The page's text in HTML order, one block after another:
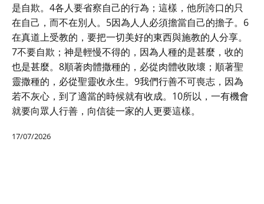
是自欺。4各人要省察自己的行為；這樣，他所誇口的只
在自己，而不在別人。5因為人人必須擔當自己的擔子。6
在真道上受教的，要把一切美好的東西與施教的人分享。
7不要自欺；神是輕慢不得的，因為人種的是甚麼，收的
也是甚麼。8順著肉體撒種的，必從肉體收敗壞；順著聖
靈撒種的，必從聖靈收永生。9我們行善不可喪志，因為
若不灰心，到了適當的時候就有收成。10所以，一有機會
就要向眾人行善，向信徒一家的人更要這樣。
17/07/2026